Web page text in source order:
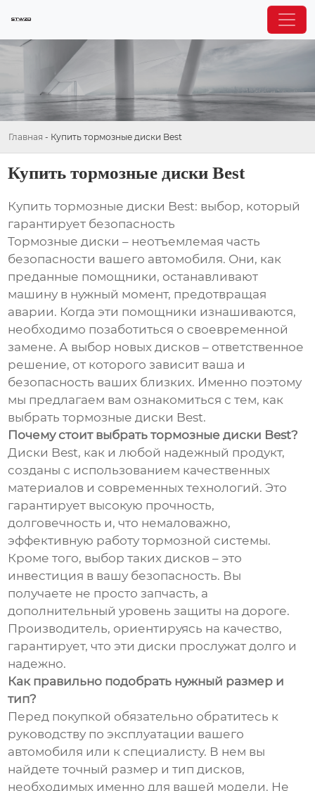
Главная - Купить тормозные диски Best
Купить тормозные диски Best
Купить тормозные диски Best: выбор, который
гарантирует безопасность
Тормозные диски – неотъемлемая часть
безопасности вашего автомобиля. Они, как
преданные помощники, останавливают
машину в нужный момент, предотвращая
аварии. Когда эти помощники изнашиваются,
необходимо позаботиться о своевременной
замене. А выбор новых дисков – ответственное
решение, от которого зависит ваша и
безопасность ваших близких. Именно поэтому
мы предлагаем вам ознакомиться с тем, как
выбрать тормозные диски Best.
Почему стоит выбрать тормозные диски Best?
Диски Best, как и любой надежный продукт,
созданы с использованием качественных
материалов и современных технологий. Это
гарантирует высокую прочность,
долговечность и, что немаловажно,
эффективную работу тормозной системы.
Кроме того, выбор таких дисков – это
инвестиция в вашу безопасность. Вы
получаете не просто запчасть, а
дополнительный уровень защиты на дороге.
Производитель, ориентируясь на качество,
гарантирует, что эти диски прослужат долго и
надежно.
Как правильно подобрать нужный размер и
тип?
Перед покупкой обязательно обратитесь к
руководству по эксплуатации вашего
автомобиля или к специалисту. В нем вы
найдете точный размер и тип дисков,
необходимых именно для вашей модели. Не